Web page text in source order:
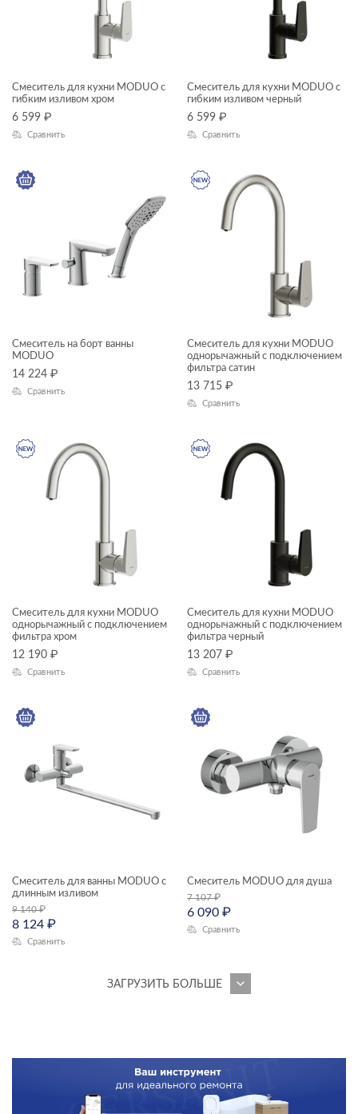
Смеситель для кухни MODUO с
гибким изливом хром
6 599 ₽
Сравнить
Смеситель для кухни MODUO с
гибким изливом черный
6 599 ₽
Сравнить
Смеситель на борт ванны
MODUO
14 224 ₽
Сравнить
Смеситель для кухни MODUO
однорычажный с подключением
фильтра сатин
13 715 ₽
Сравнить
Смеситель для кухни MODUO
однорычажный с подключением
фильтра хром
12 190 ₽
Сравнить
Смеситель для кухни MODUO
однорычажный с подключением
фильтра черный
13 207 ₽
Сравнить
Смеситель для ванны MODUO с
длинным изливом
9 140₽
8 124 ₽
Сравнить
Смеситель MODUO для душа
7 107₽
6 090 ₽
Сравнить
ЗАГРУЗИТЬ БОЛЬШЕ